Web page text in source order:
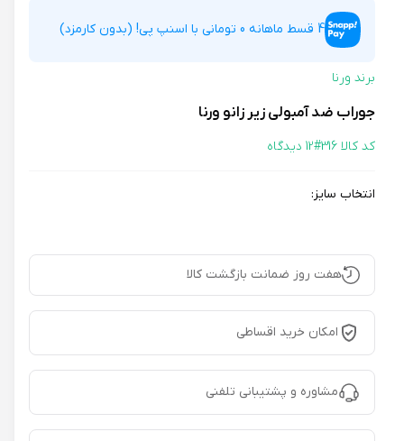
4 قسط ماهانه 0 تومانی با اسنپ پی! (بدون کارمزد)
برند ورنا
جوراب ضد آمبولی زیر زانو ورنا
کد کالا 316# 12 دیدگاه
انتخاب سایز:
هفت روز ضمانت بازگشت کالا
امکان خرید اقساطی
مشاوره و پشتیبانی تلفنی